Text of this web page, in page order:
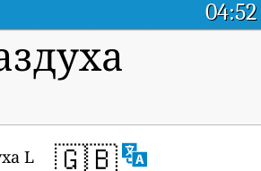
04:52
🇬🇧
L